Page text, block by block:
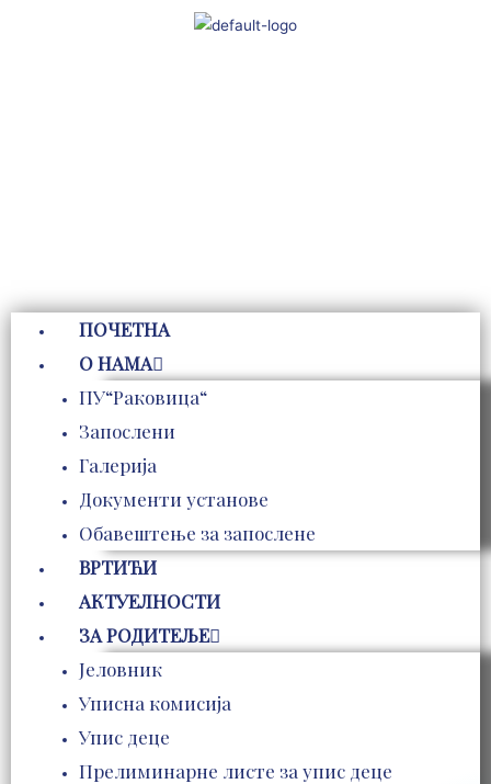
ПОЧЕТНА
О НАМА
ПУ“Раковица“
Запослени
Галерија
Документи установе
Обавештење за запослене
ВРТИЋИ
АКТУЕЛНОСТИ
ЗА РОДИТЕЉЕ
Јеловник
Уписна комисија
Упис деце
Прелиминарне листе за упис деце